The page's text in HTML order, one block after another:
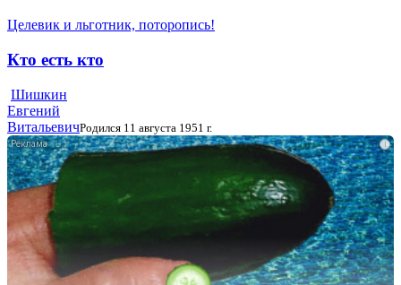
Целевик и льготник, поторопись!
Кто есть кто
Шишкин
Евгений
ВитальевичРодился 11 августа 1951 г.
i